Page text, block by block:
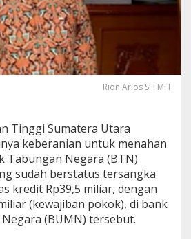
Rion Arios SH MH
Tinggi Sumatera Utara
keberanian untuk menahan
Tabungan Negara (BTN)
sudah berstatus tersangka
kredit Rp39,5 miliar, dengan
(kewajiban pokok), di bank
(BUMN) tersebut.